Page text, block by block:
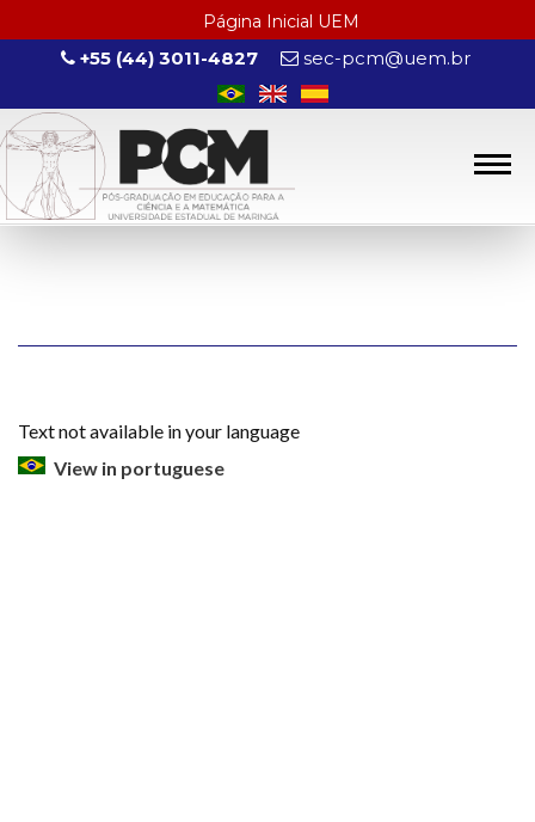
Página Inicial UEM
+55 (44) 3011-4827 sec-pcm@uem.br
Text not available in your language
View in portuguese